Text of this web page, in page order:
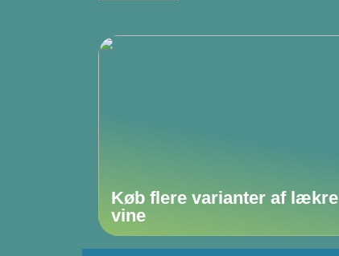
Køb flere varianter af lækre
vine